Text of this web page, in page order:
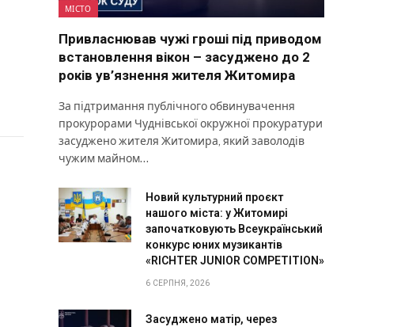
МІСТО
Привласнював чужі гроші під приводом
встановлення вікон – засуджено до 2
років ув’язнення жителя Житомира
За підтримання публічного обвинувачення
прокурорами Чуднівської окружної прокуратури
засуджено жителя Житомира, який заволодів
чужим майном…
Новий культурний проєкт
нашого міста: у Житомирі
започатковують Всеукраїнський
конкурс юних музикантів
«RICHTER JUNIOR COMPETITION»
6 СЕРПНЯ, 2026
Засуджено матір, через